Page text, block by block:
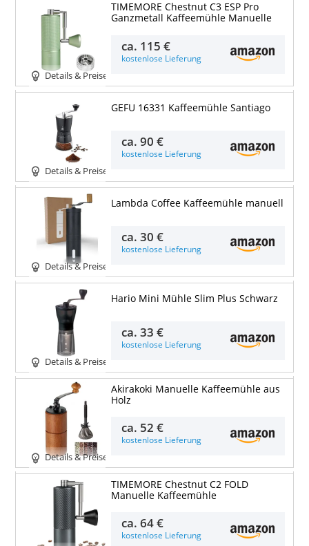
Details & Preise
TIMEMORE Chestnut C3 ESP Pro
Ganzmetall Kaffeemühle Manuelle
ca. 115 €
kostenlose Lieferung
Details & Preise
GEFU 16331 Kaffeemühle Santiago
ca.90 €
kostenlose Lieferung
Details & Preise
Lambda Coffee Kaffeemühle manuell
ca.30 €
kostenlose Lieferung
Details & Preise
Hario Mini Mühle Slim Plus Schwarz
ca.33 €
kostenlose Lieferung
Details & Preise
Akirakoki Manuelle Kaffeemühle aus
Holz
ca. 52 €
kostenlose Lieferung
TIMEMORE Chestnut C2 FOLD
Manuelle Kaffeemühle
ca.64 €
kostenlose Lieferung